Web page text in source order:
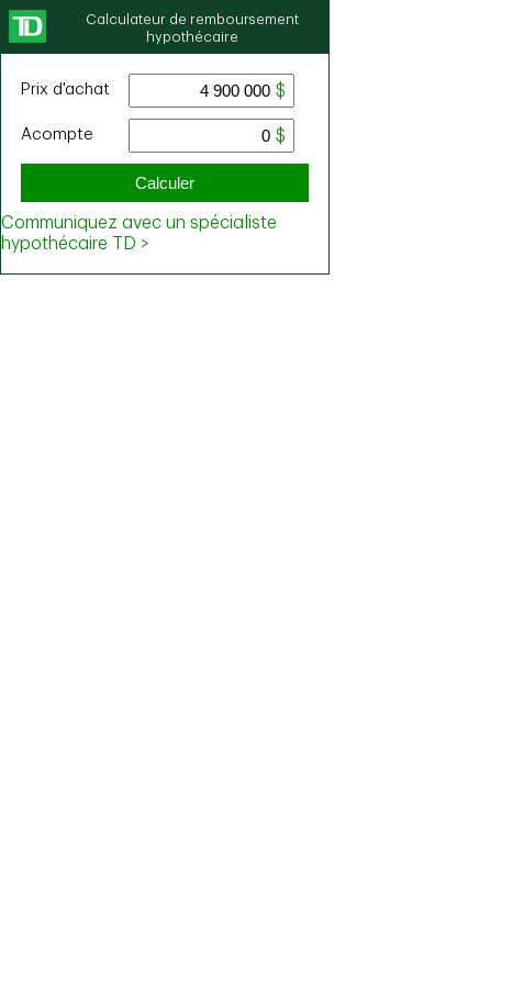
Calculateur de remboursement
hypothécaire
Prix ​​d'achat
Acompte
Calculer
Communiquez avec un spécialiste
hypothécaire TD >